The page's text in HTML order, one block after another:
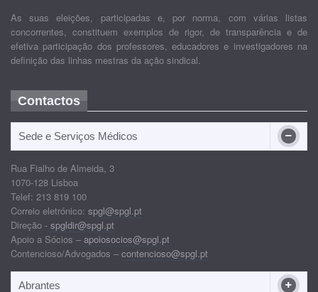
As suas eleições, participadas e, por norma, com várias listas
concorrentes, constituem exemplos de rigor, de transparência e de
efetiva participação dos professores, educadores e investigadores na
definição das linhas mestras da ação sindical.
Contactos
Sede e Serviços Médicos
Rua Fialho de Almeida, 3
1070-128 Lisboa
Telef: 213 819 100
Correio eletrónico: spgl@spgl.pt
Direção - spgldir@spgl.pt
Apoio a Sócios – apoiosocios@spgl.pt
Contencioso/Advogados – contencioso@spgl.pt
Abrantes